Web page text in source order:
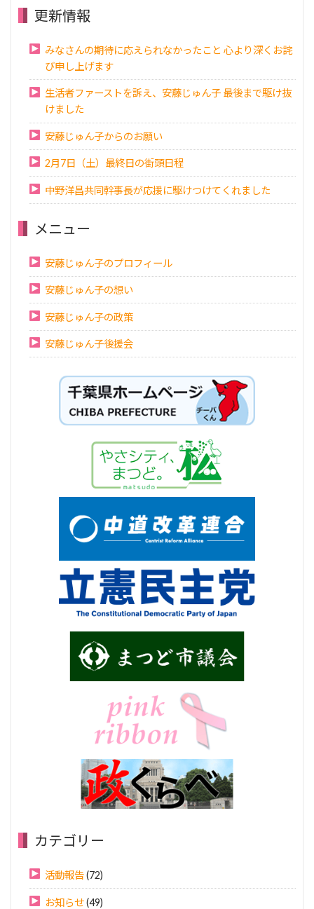
更新情報
みなさんの期待に応えられなかったこと 心より深くお詫
び申し上げます
生活者ファーストを訴え、安藤じゅん子 最後まで駆け抜
けました
安藤じゅん子からのお願い
2月7日（土）最終日の街頭日程
中野洋昌共同幹事長が応援に駆けつけてくれました
メニュー
安藤じゅん子のプロフィール
安藤じゅん子の想い
安藤じゅん子の政策
安藤じゅん子後援会
カテゴリー
活動報告(72)
お知らせ(49)